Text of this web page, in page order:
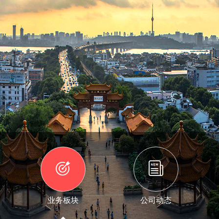
业务板块 公司动态